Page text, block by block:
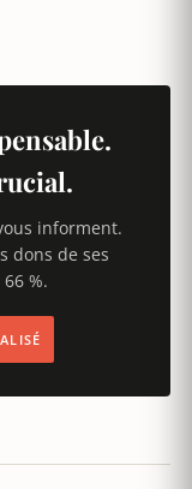
informent.
dons de ses
%.